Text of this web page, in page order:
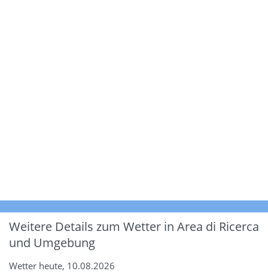
Weitere Details zum Wetter in Area di Ricerca
und Umgebung
Wetter heute, 10.08.2026